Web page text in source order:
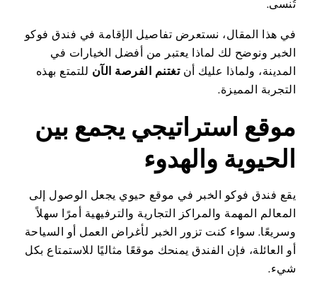
تُنسى.
في هذا المقال، نستعرض تفاصيل الإقامة في فندق فوكو
الخبر ونوضح لك لماذا يعتبر من أفضل الخيارات في
المدينة، ولماذا عليك أنتغتنم الفرصة الآن للتمتع بهذه
التجربة المميزة.
موقع استراتيجي يجمع بين
الحيوية والهدوء
يقع فندق فوكو الخبر في موقع حيوي يجعل الوصول إلى
المعالم المهمة والمراكز التجارية والترفيهية أمرًا سهلاً
وسريعًا. سواء كنت تزور الخبر لأغراض العمل أو السياحة
أو العائلة، فإن الفندق يمنحك موقعًا مثاليًا للاستمتاع بكل
شيء.